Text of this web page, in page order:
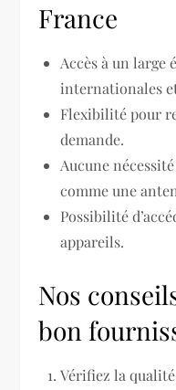
France
Accès à un large
internationales
Flexibilité pour
demande.
Aucune
comme une
Possibilité
appareils.
Nos
bon
Vérifiez la